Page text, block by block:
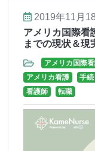
2019年11月
アメリカ国際看
までの現状＆現
アメリカ国際
アメリカ看護
手
看護師
転職